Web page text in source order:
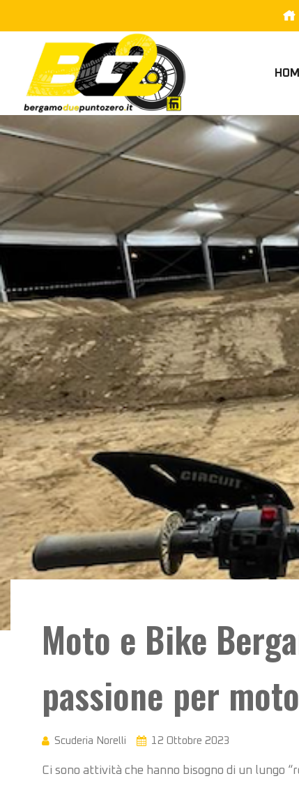
Moto e Bike
passione per
Scuderia Norelli 12 Ottobre 2023
Ci sono attività che hanno bisogno di un lungo